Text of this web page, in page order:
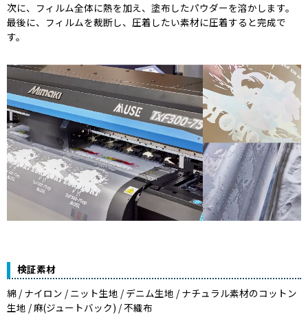
次に、フィルム全体に熱を加え、塗布したパウダーを溶かします。
最後に、フィルムを裁断し、圧着したい素材に圧着すると完成で
す。
検証素材
綿 / ナイロン / ニット生地 / デニム生地 / ナチュラル素材のコットン
生地 / 麻(ジュートバック) / 不織布